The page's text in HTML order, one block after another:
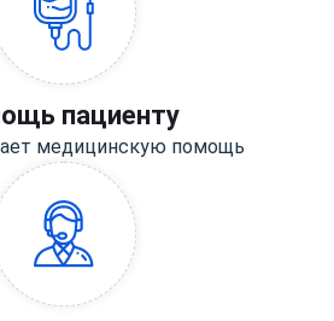
пациенту
медицинскую помощь